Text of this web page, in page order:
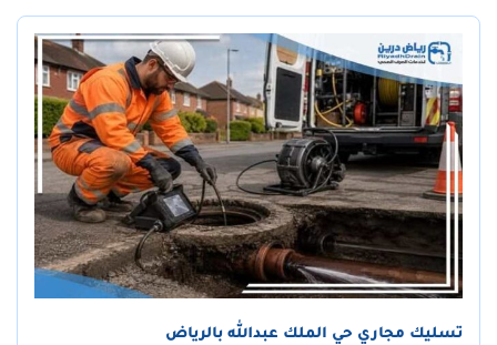
تسليك مجاري حي الملك عبدالله بالرياض